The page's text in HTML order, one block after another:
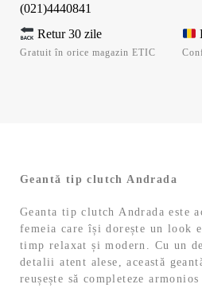
(021)4440841
Retur 30 zile
Gratuit în orice magazin ETIC
Geantă tip clutch Andrada
Geanta tip clutch Andrada este
femeia care își dorește un look
timp relaxat și modern. Cu un
detalii atent alese, această
reușește să completeze